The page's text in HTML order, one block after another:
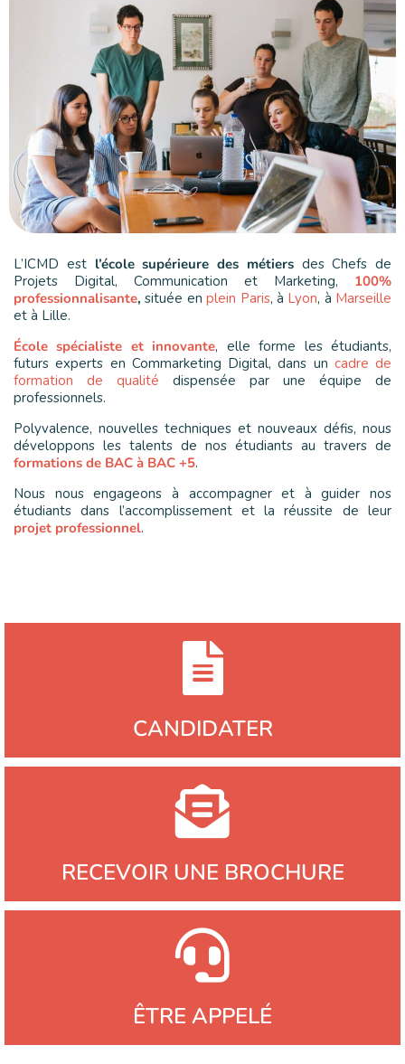
L’ICMD est l’école supérieure des métiersdes Chefs de
Projets Digital, Communication et Marketing, 100%
professionnalisante, située enplein Paris, à Lyon, à Marseille
et à Lille.
École spécialiste et innovante, elle forme les étudiants,
futurs experts en Commarketing Digital, dans un cadre de
formation de qualité dispensée par une équipe de
professionnels.
Polyvalence, nouvelles techniques et nouveaux défis, nous
développons les talents de nos étudiants au travers de
formations de BAC à BAC +5.
Nous nous engageons à accompagner et à guider nos
étudiants dans l’accomplissement et la réussite de leur
projet professionnel.
CANDIDATER
RECEVOIR UNE BROCHURE
ÊTRE APPELÉ